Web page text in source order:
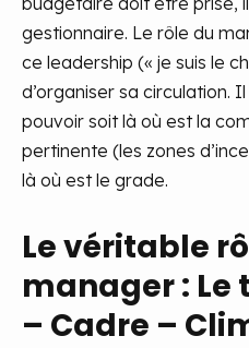
gestionnaire. Le rôle du
ce leadership (« je suis le
d’organiser sa circulation.
pouvoir soit là où est la
pertinente (les zones
là où est le grade.
Le véritable
manager :
– Cadre –